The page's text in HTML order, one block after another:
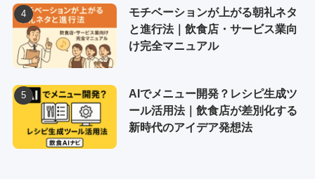
モチベーションが上がる朝礼ネタ
と進行法｜飲食店・サービス業向
け完全マニュアル
AIでメニュー開発？レシピ生成ツ
ール活用法｜飲食店が差別化する
新時代のアイデア発想法